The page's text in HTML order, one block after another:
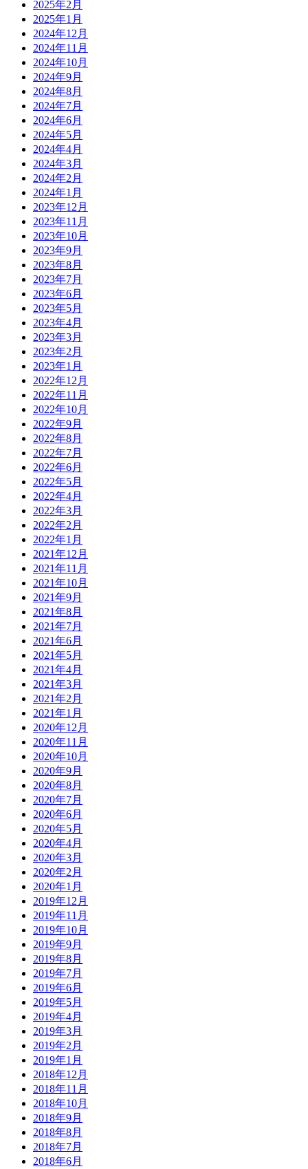
2025年2月
2025年1月
2024年12月
2024年11月
2024年10月
2024年9月
2024年8月
2024年7月
2024年6月
2024年5月
2024年4月
2024年3月
2024年2月
2024年1月
2023年12月
2023年11月
2023年10月
2023年9月
2023年8月
2023年7月
2023年6月
2023年5月
2023年4月
2023年3月
2023年2月
2023年1月
2022年12月
2022年11月
2022年10月
2022年9月
2022年8月
2022年7月
2022年6月
2022年5月
2022年4月
2022年3月
2022年2月
2022年1月
2021年12月
2021年11月
2021年10月
2021年9月
2021年8月
2021年7月
2021年6月
2021年5月
2021年4月
2021年3月
2021年2月
2021年1月
2020年12月
2020年11月
2020年10月
2020年9月
2020年8月
2020年7月
2020年6月
2020年5月
2020年4月
2020年3月
2020年2月
2020年1月
2019年12月
2019年11月
2019年10月
2019年9月
2019年8月
2019年7月
2019年6月
2019年5月
2019年4月
2019年3月
2019年2月
2019年1月
2018年12月
2018年11月
2018年10月
2018年9月
2018年8月
2018年7月
2018年6月